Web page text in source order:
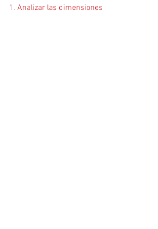
1. Analizar las dimensiones